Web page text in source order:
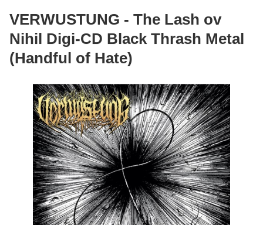
VERWUSTUNG - The Lash ov
Nihil Digi-CD Black Thrash Metal
(Handful of Hate)